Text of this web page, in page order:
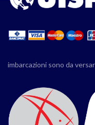
imbarcazioni sono da